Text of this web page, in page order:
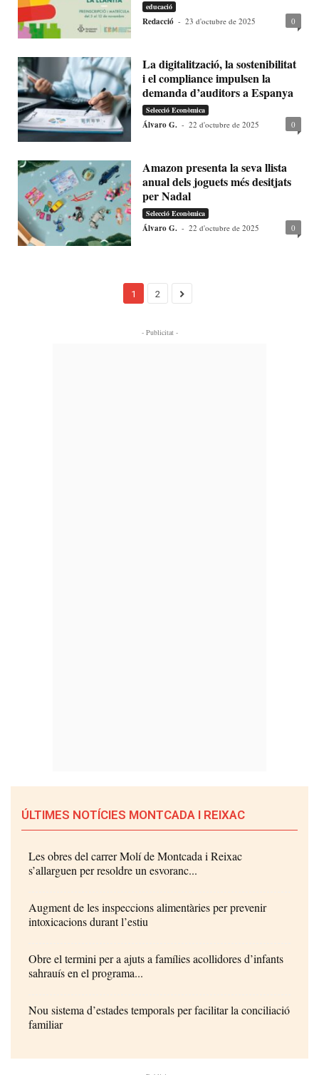
educació
Redacció - 23 d'octubre de 2025 0
La digitalització, la sostenibilitat
i el compliance impulsen la
demanda d’auditors a Espanya
Selecció Econòmica
Álvaro G. - 22 d'octubre de 2025 0
Amazon presenta la seva llista
anual dels joguets més desitjats
per Nadal
Selecció Econòmica
Álvaro G. - 22 d'octubre de 2025 0
1 2
- Publicitat -
ÚLTIMES NOTÍCIES MONTCADA I REIXAC
Les obres del carrer Molí de Montcada i Reixac
s’allarguen per resoldre un esvoranc...
Augment de les inspeccions alimentàries per prevenir
intoxicacions durant l’estiu
Obre el termini per a ajuts a famílies acollidores d’infants
sahrauís en el programa...
Nou sistema d’estades temporals per facilitar la conciliació
familiar